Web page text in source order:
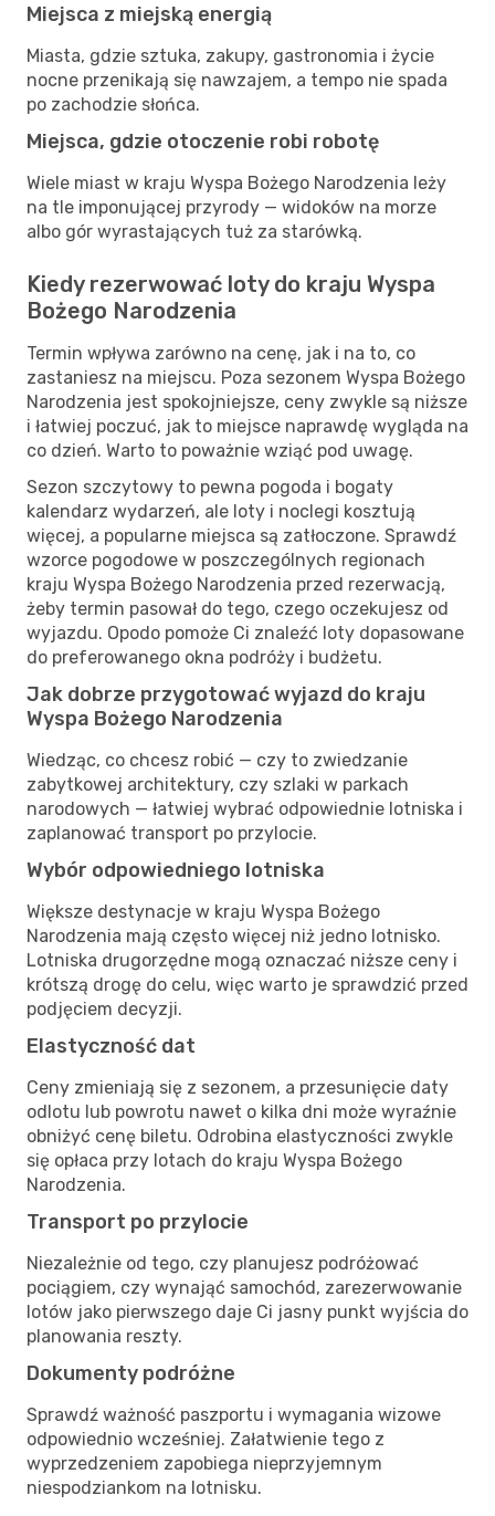
Miejsca z miejską energią
Miasta, gdzie sztuka, zakupy, gastronomia i życie
nocne przenikają się nawzajem, a tempo nie spada
po zachodzie słońca.
Miejsca, gdzie otoczenie robi robotę
Wiele miast w kraju Wyspa Bożego Narodzenia leży
na tle imponującej przyrody — widoków na morze
albo gór wyrastających tuż za starówką.
Kiedy rezerwować loty do kraju Wyspa
Bożego Narodzenia
Termin wpływa zarówno na cenę, jak i na to, co
zastaniesz na miejscu. Poza sezonem Wyspa Bożego
Narodzenia jest spokojniejsze, ceny zwykle są niższe
i łatwiej poczuć, jak to miejsce naprawdę wygląda na
co dzień. Warto to poważnie wziąć pod uwagę.
Sezon szczytowy to pewna pogoda i bogaty
kalendarz wydarzeń, ale loty i noclegi kosztują
więcej, a popularne miejsca są zatłoczone. Sprawdź
wzorce pogodowe w poszczególnych regionach
kraju Wyspa Bożego Narodzenia przed rezerwacją,
żeby termin pasował do tego, czego oczekujesz od
wyjazdu. Opodo pomoże Ci znaleźć loty dopasowane
do preferowanego okna podróży i budżetu.
Jak dobrze przygotować wyjazd do kraju
Wyspa Bożego Narodzenia
Wiedząc, co chcesz robić — czy to zwiedzanie
zabytkowej architektury, czy szlaki w parkach
narodowych — łatwiej wybrać odpowiednie lotniska i
zaplanować transport po przylocie.
Wybór odpowiedniego lotniska
Większe destynacje w kraju Wyspa Bożego
Narodzenia mają często więcej niż jedno lotnisko.
Lotniska drugorzędne mogą oznaczać niższe ceny i
krótszą drogę do celu, więc warto je sprawdzić przed
podjęciem decyzji.
Elastyczność dat
Ceny zmieniają się z sezonem, a przesunięcie daty
odlotu lub powrotu nawet o kilka dni może wyraźnie
obniżyć cenę biletu. Odrobina elastyczności zwykle
się opłaca przy lotach do kraju Wyspa Bożego
Narodzenia.
Transport po przylocie
Niezależnie od tego, czy planujesz podróżować
pociągiem, czy wynająć samochód, zarezerwowanie
lotów jako pierwszego daje Ci jasny punkt wyjścia do
planowania reszty.
Dokumenty podróżne
Sprawdź ważność paszportu i wymagania wizowe
odpowiednio wcześniej. Załatwienie tego z
wyprzedzeniem zapobiega nieprzyjemnym
niespodziankom na lotnisku.